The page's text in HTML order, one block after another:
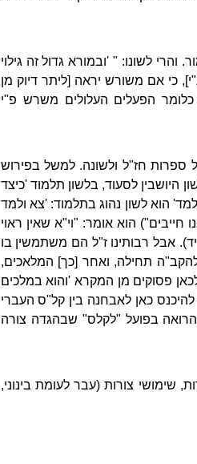
והרי לשונו: " 'ובמורא גדול זה גילוי
כי אם משורש יראה [ליתר דיוק מן
הפעלים העלולים משרש פ"י
ספרות חז"ל ולשונה. למשל בפירוש
היושבין לסעוד, בלשון תלמוד 'כיצד
הוא לשון נהוג בתלמוד: 'צא ולמד
הוא אומר: "וי"א שאין ראוי
אבל רבותינו ז"ל הם משתמשין בו
תחילה, ואחר [כך] המלאכים,
פסוקים מן המקרא 'והוא במלכים
כאן לאבחנה בין קל"ס העברי
הרואה בפועל "לקלס" שבהגדה צורה
שימושי צורות (עבר לעומת בינוני,